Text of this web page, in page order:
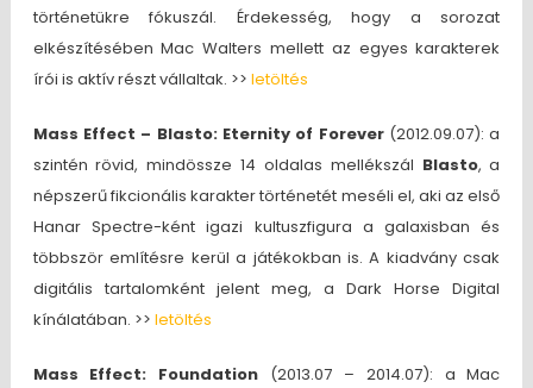
történetükre fókuszál. Érdekesség, hogy a sorozat
elkészítésében Mac Walters mellett az egyes karakterek
írói is aktív részt vállaltak. >> letöltés
Mass Effect – Blasto: Eternity of Forever(2012.09.07): a
szintén rövid, mindössze 14 oldalas mellékszál Blasto, a
népszerű fikcionális karakter történetét meséli el, aki az első
Hanar Spectre-ként igazi kultuszfigura a galaxisban és
többször említésre kerül a játékokban is. A kiadvány csak
digitális tartalomként jelent meg, a Dark Horse Digital
kínálatában. >> letöltés
Mass Effect: Foundation (2013.07 – 2014.07): a Mac